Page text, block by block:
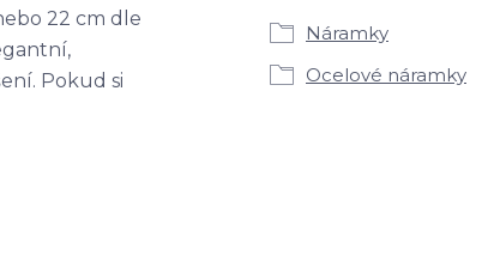
22 cm dle
Pokud si
Náramky
Ocelové náramky